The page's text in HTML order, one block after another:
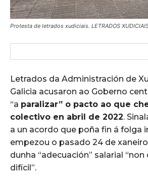
Protesta de letrados xudiciais. LETRADOS
Letrados da Administración de
Galicia acusaron ao Goberno
“a paralizar” o pacto ao que
colectivo en abril de 2022.
a un acordo que poña fin á folga
empezou o pasado 24 de
dunha “adecuación” salarial
difícil”.